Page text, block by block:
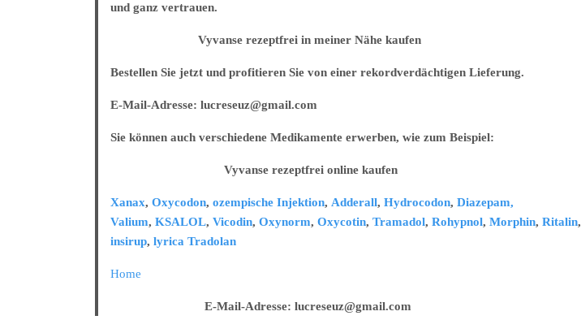
und ganz vertrauen.
Vyvanse rezeptfrei in meiner Nähe kaufen
Bestellen Sie jetzt und profitieren Sie von einer rekordverdächtigen Lieferung.
E-Mail-Adresse: lucreseuz@gmail.com
Sie können auch verschiedene Medikamente erwerben, wie zum Beispiel:
Vyvanse rezeptfrei online kaufen
Xanax, Oxycodon, ozempische Injektion, Adderall, Hydrocodon, Diazepam,
Valium, KSALOL, Vicodin, Oxynorm, Oxycotin, Tramadol, Rohypnol, Morphin, Ritalin,
insirup, lyrica Tradolan
Home
E-Mail-Adresse: lucreseuz@gmail.com